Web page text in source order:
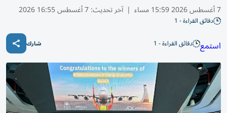
7 أغسطس 2026 15:59 مساء | آخر تحديث:7 أغسطس 16:55 2026
دقائق القراءة - 1
استمع دقائق القراءة - 1 شارك